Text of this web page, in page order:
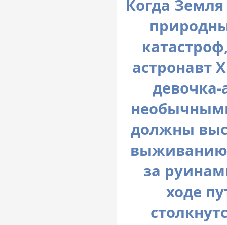
Когда
астронавт
должны
выживанию
за
ходе